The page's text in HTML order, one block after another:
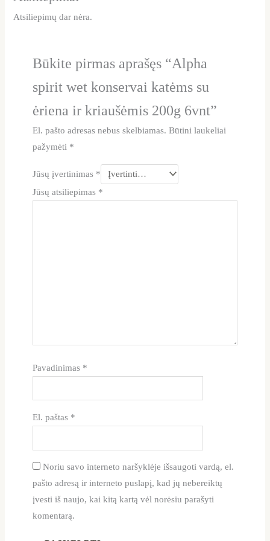
Atsiliepimų dar nėra.
Būkite pirmas aprašęs “Alpha
spirit wet konservai katėms su
ėriena ir kriaušėmis 200g 6vnt”
El. pašto adresas nebus skelbiamas. Būtini laukeliai
pažymėti *
Jūsų įvertinimas *
Jūsų atsiliepimas *
Pavadinimas *
El. paštas *
Noriu savo interneto naršyklėje išsaugoti vardą, el.
pašto adresą ir interneto puslapį, kad jų nebereiktų
įvesti iš naujo, kai kitą kartą vėl norėsiu parašyti
komentarą.